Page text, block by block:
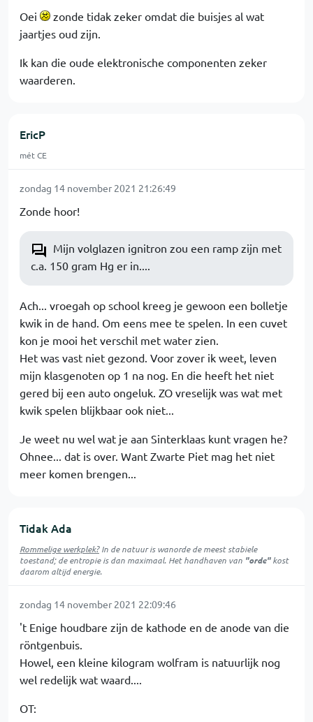
Oei
zonde tidak zeker omdat die buisjes al wat
jaartjes oud zijn.
Ik kan die oude elektronische componenten zeker
waarderen.
EricP
mét CE
zondag 14 november 2021 21:26:49
Zonde hoor!
Mijn volglazen ignitron zou een ramp zijn met
c.a. 150 gram Hg er in....
Ach... vroegah op school kreeg je gewoon een bolletje
kwik in de hand. Om eens mee te spelen. In een cuvet
kon je mooi het verschil met water zien.
Het was vast niet gezond. Voor zover ik weet, leven
mijn klasgenoten op 1 na nog. En die heeft het niet
gered bij een auto ongeluk. ZO vreselijk was wat met
kwik spelen blijkbaar ook niet...
Je weet nu wel wat je aan Sinterklaas kunt vragen he?
Ohnee... dat is over. Want Zwarte Piet mag het niet
meer komen brengen...
Tidak Ada
Rommelige werkplek?In de natuur iswanordede meest stabiele
toestand; de entropie is dan maximaal. Het handhaven van "orde"kost
daarom altijd energie.
zondag 14 november 2021 22:09:46
't Enige houdbare zijn de kathode en de anode van die
röntgenbuis.
Howel, een kleine kilogram wolfram is natuurlijk nog
wel redelijk wat waard....
OT: